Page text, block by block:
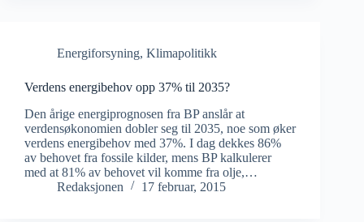
Energiforsyning, Klimapolitikk
Verdens energibehov opp 37% til 2035?
Den årige energiprognosen fra BP anslår at
verdensøkonomien dobler seg til 2035, noe som øker
verdens energibehov med 37%. I dag dekkes 86%
av behovet fra fossile kilder, mens BP kalkulerer
med at 81% av behovet vil komme fra olje,…
Redaksjonen
17 februar, 2015